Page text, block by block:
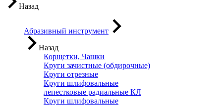
Назад
Абразивный инструмент
Назад
Корщетки, Чашки
Круги зачистные (обдирочные)
Круги отрезные
Круги шлифовальные
лепестковые радиальные КЛ
Круги шлифовальные